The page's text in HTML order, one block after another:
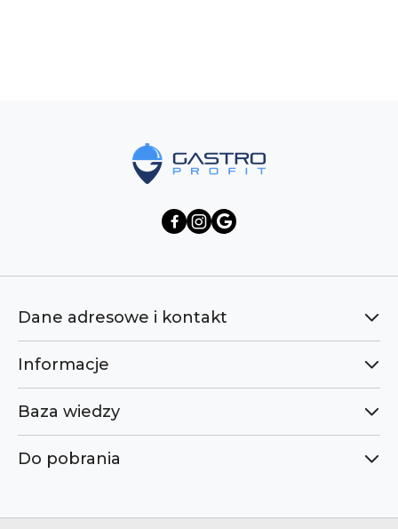
Dane adresowe i kontakt
Informacje
Baza wiedzy
Do pobrania